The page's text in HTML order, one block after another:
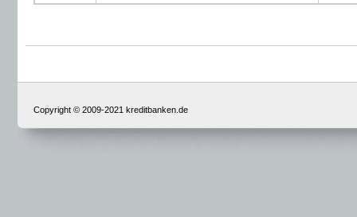
Copyright © 2009-2021 kreditbanken.de